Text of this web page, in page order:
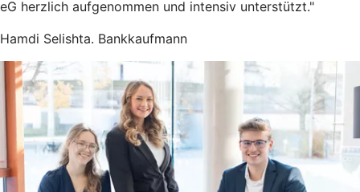
eG herzlich aufgenommen und intensiv unterstützt."
Hamdi Selishta. Bankkaufmann